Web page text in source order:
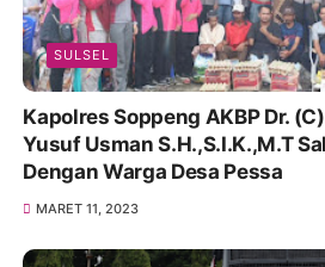
SULSEL
Kapolres Soppeng AKBP Dr.
Yusuf Usman S.H.,S.I.K.,M.T
Dengan Warga Desa Pessa
MARET 11, 2023